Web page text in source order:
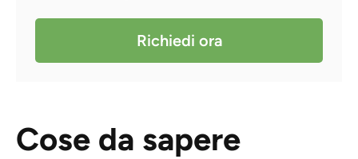
Richiedi ora
Cose da sapere